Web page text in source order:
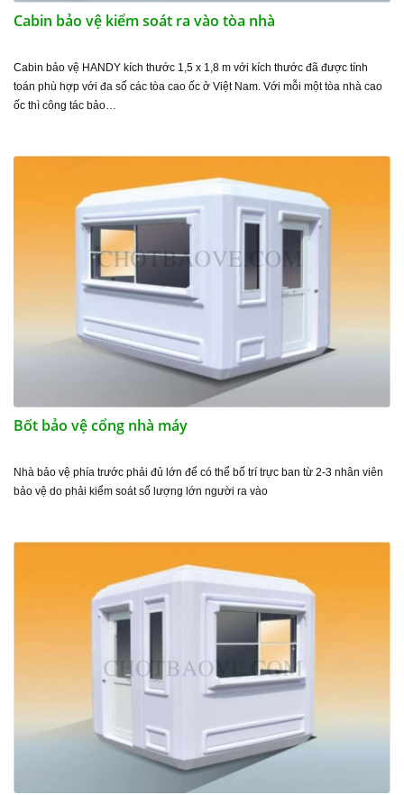
Cabin bảo vệ kiểm soát ra vào tòa nhà
Cabin bảo vệ HANDY kích thước 1,5 x 1,8 m với kích thước đã được tính
toán phù hợp với đa số các tòa cao ốc ở Việt Nam. Với mỗi một tòa nhà cao
ốc thì công tác bảo…
Bốt bảo vệ cổng nhà máy
Nhà bảo vệ phía trước phải đủ lớn để có thể bố trí trực ban từ 2-3 nhân viên
bảo vệ do phải kiểm soát số lượng lớn người ra vào